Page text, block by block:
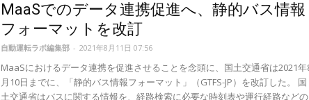
MaaSでのデータ連携促進へ、静的バス情報
フォーマットを改訂
自動運転ラボ編集部 - 2021年8月11日 07:56
MaaSにおけるデータ連携を促進させることを念頭に、国土交通省は2021年
月10日までに、「静的バス情報フォーマット」（GTFS-JP）を改訂した。 国
土交通省はバスに関する情報を、経路検索に必要な時刻表や運行経路などの